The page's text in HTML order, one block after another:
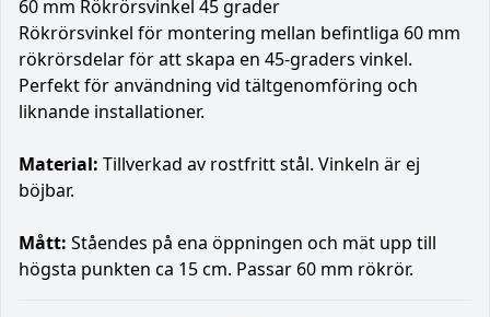
60 mm Rökrörsvinkel 45 grader
Rökrörsvinkel för montering mellan befintliga 60 mm
rökrörsdelar för att skapa en 45-graders vinkel.
Perfekt för användning vid tältgenomföring och
liknande installationer.
Material: Tillverkad av rostfritt stål. Vinkeln är ej
böjbar.
Mått: Ståendes på ena öppningen och mät upp till
högsta punkten ca 15 cm. Passar 60 mm rökrör.